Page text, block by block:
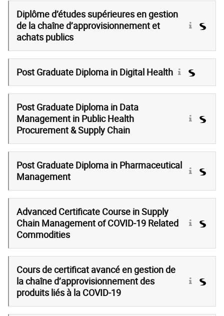
Diplôme d’études supérieures en gestion
de la chaîne d’approvisionnement et
achats publics
Post Graduate Diploma in Digital Health
Post Graduate Diploma in Data
Management in Public Health
Procurement & Supply Chain
Post Graduate Diploma in Pharmaceutical
Management
Advanced Certificate Course in Supply
Chain Management of COVID-19 Related
Commodities
Cours de certificat avancé en gestion de
la chaîne d’approvisionnement des
produits liés à la COVID-19